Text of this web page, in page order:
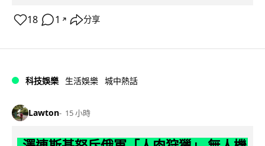
18 1 ↗ 分享
科技娛樂 生活娛樂 城中熱話
Lawton 15 小時